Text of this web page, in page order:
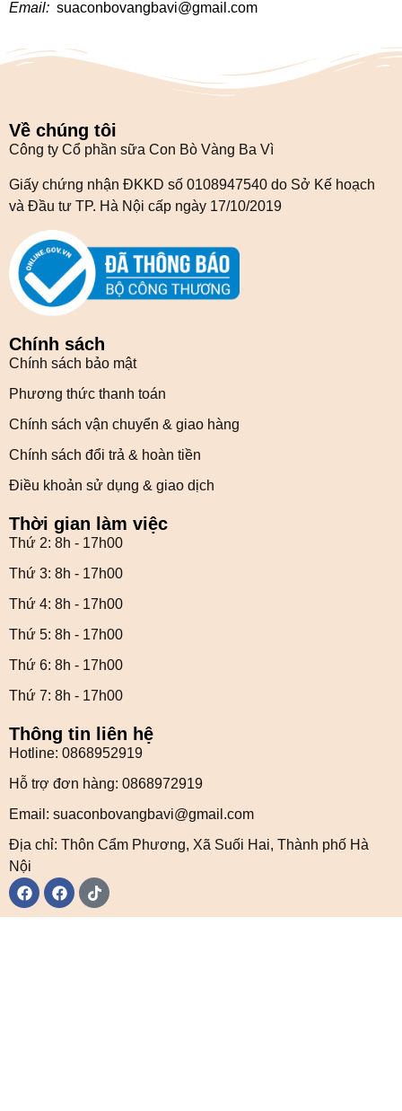
Email: suaconbovangbavi@gmail.com
Về chúng tôi
Công ty Cổ phần sữa Con Bò Vàng Ba Vì
Giấy chứng nhận ĐKKD số 0108947540 do Sở Kế hoạch
và Đầu tư TP. Hà Nội cấp ngày 17/10/2019
Chính sách
Chính sách bảo mật
Phương thức thanh toán
Chính sách vận chuyển & giao hàng
Chính sách đổi trả & hoàn tiền
Điều khoản sử dụng & giao dịch
Thời gian làm việc
Thứ 2: 8h - 17h00
Thứ 3: 8h - 17h00
Thứ 4: 8h - 17h00
Thứ 5: 8h - 17h00
Thứ 6: 8h - 17h00
Thứ 7: 8h - 17h00
Thông tin liên hệ
Hotline: 0868952919
Hỗ trợ đơn hàng: 0868972919
Email: suaconbovangbavi@gmail.com
Địa chỉ: Thôn Cẩm Phương, Xã Suối Hai, Thành phố Hà
Nội